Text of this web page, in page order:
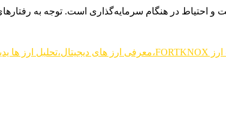
و احتیاط در هنگام سرمایه‌گذاری است. توجه به